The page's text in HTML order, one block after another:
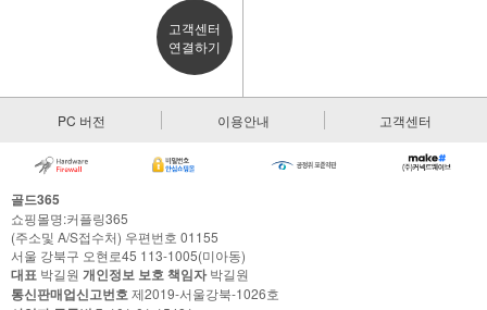
고객센터
연결하기
PC 버전 이용안내 고객센터
골드365
쇼핑몰명:커플링365
(주소및 A/S접수처) 우편번호 01155
서울 강북구 오현로45 113-1005(미아동)
대표 박길원 개인정보 보호 책임자박길원
통신판매업신고번호제2019-서울강북-1026호